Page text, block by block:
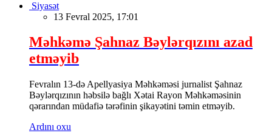
Siyasət
13 Fevral 2025, 17:01
Məhkəmə Şahnaz Bəylərqızını azad
etməyib
Fevralın 13-də Apellyasiya Məhkəməsi jurnalist Şahnaz
Bəylərqızının həbsilə bağlı Xətai Rayon Məhkəməsinin
qərarından müdafiə tərəfinin şikayətini təmin etməyib.
Ardını oxu